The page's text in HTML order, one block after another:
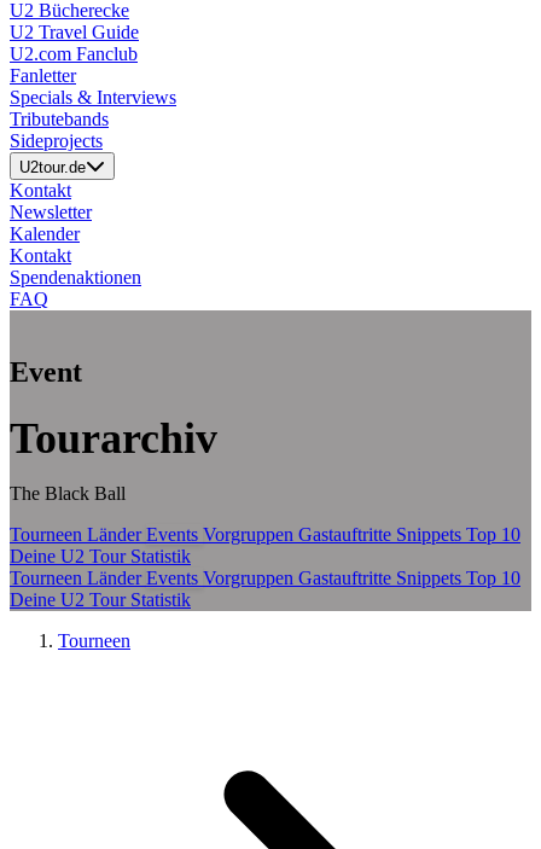
U2 Bücherecke
U2 Travel Guide
U2.com Fanclub
Fanletter
Specials & Interviews
Tributebands
Sideprojects
U2tour.de
Kontakt
Newsletter
Kalender
Kontakt
Spendenaktionen
FAQ
Event
Tourarchiv
The Black Ball
Tourneen LänderEvents Vorgruppen Gastauftritte Snippets Top 10
Deine U2 Tour Statistik
Tourneen LänderEvents Vorgruppen Gastauftritte Snippets Top 10
Deine U2 Tour Statistik
Tourneen